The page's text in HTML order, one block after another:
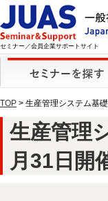
セミナー／会員企業サポートサイト
TOP > 生産管理システム基
生産管理
月31日開